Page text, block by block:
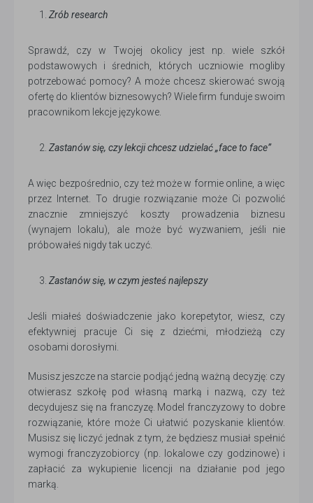
Zrób research
Sprawdź, czy w Twojej okolicy jest np. wiele szkół
podstawowych i średnich, których uczniowie mogliby
potrzebować pomocy? A może chcesz skierować swoją
ofertę do klientów biznesowych? Wiele firm funduje swoim
pracownikom lekcje językowe.
Zastanów się, czy lekcji chcesz udzielać „face to face”
A więc bezpośrednio, czy też może w formie online, a więc
przez Internet. To drugie rozwiązanie może Ci pozwolić
znacznie zmniejszyć koszty prowadzenia biznesu
(wynajem lokalu), ale może być wyzwaniem, jeśli nie
próbowałeś nigdy tak uczyć.
Zastanów się, w czym jesteś najlepszy
Jeśli miałeś doświadczenie jako korepetytor, wiesz, czy
efektywniej pracuje Ci się z dziećmi, młodzieżą czy
osobami dorosłymi.
Musisz jeszcze na starcie podjąć jedną ważną decyzję: czy
otwierasz szkołę pod własną marką i nazwą, czy też
decydujesz się na franczyzę. Model franczyzowy to dobre
rozwiązanie, które może Ci ułatwić pozyskanie klientów.
Musisz się liczyć jednak z tym, że będziesz musiał spełnić
wymogi franczyzobiorcy (np. lokalowe czy godzinowe) i
zapłacić za wykupienie licencji na działanie pod jego
marką.